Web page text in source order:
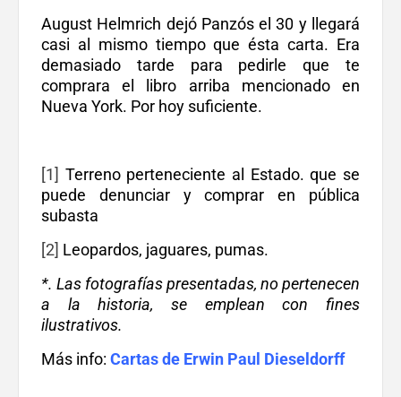
August Helmrich dejó Panzós el 30 y llegará
casi al mismo tiempo que ésta carta. Era
demasiado tarde para pedirle que te
comprara el libro arriba mencionado en
Nueva York. Por hoy suficiente.
[1] Terreno perteneciente al Estado. que se
puede denunciar y comprar en pública
subasta
[2] Leopardos, jaguares, pumas.
*. Las fotografías presentadas, no pertenecen
a la historia, se emplean con fines
ilustrativos.
Más info: Cartas de Erwin Paul Dieseldorff